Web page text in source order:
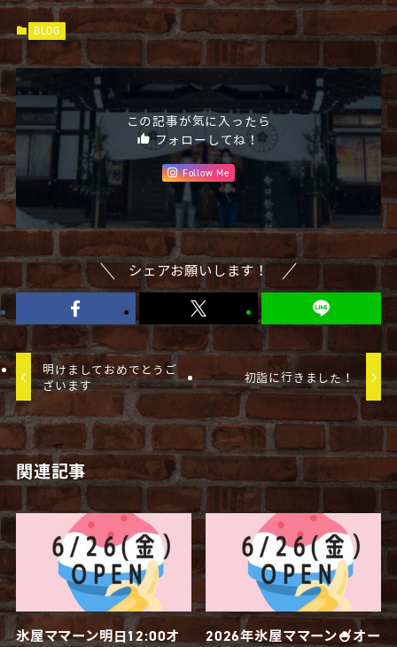
BLOG
この記事が気に入ったら
フォローしてね！
Follow Me
シェアお願いします！
明けましておめでとうご
ざいます
初詣に行きました！
関連記事
氷屋ママーン明日12:00オ
2026年氷屋ママーン🍧オー